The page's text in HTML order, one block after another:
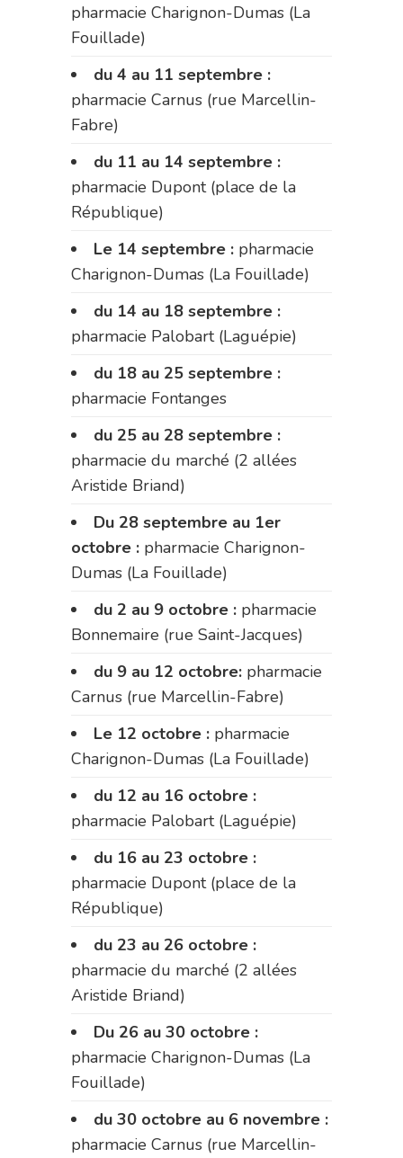
pharmacie Charignon-Dumas (La
Fouillade)
du 4 au 11 septembre :
pharmacie Carnus (rue Marcellin-
Fabre)
du 11 au 14 septembre :
pharmacie Dupont (place de la
République)
Le 14 septembre : pharmacie
Charignon-Dumas (La Fouillade)
du 14 au 18 septembre :
pharmacie Palobart (Laguépie)
du 18 au 25 septembre :
pharmacie Fontanges
du 25 au 28 septembre :
pharmacie du marché (2 allées
Aristide Briand)
Du 28 septembre au 1er
octobre : pharmacie Charignon-
Dumas (La Fouillade)
du 2 au 9 octobre : pharmacie
Bonnemaire (rue Saint-Jacques)
du 9 au 12 octobre: pharmacie
Carnus (rue Marcellin-Fabre)
Le 12 octobre : pharmacie
Charignon-Dumas (La Fouillade)
du 12 au 16 octobre :
pharmacie Palobart (Laguépie)
du 16 au 23 octobre :
pharmacie Dupont (place de la
République)
du 23 au 26 octobre :
pharmacie du marché (2 allées
Aristide Briand)
Du 26 au 30 octobre :
pharmacie Charignon-Dumas (La
Fouillade)
du 30 octobre au 6 novembre :
pharmacie Carnus (rue Marcellin-